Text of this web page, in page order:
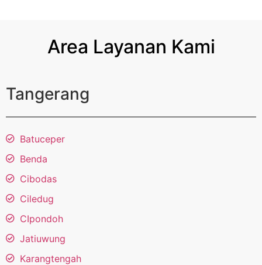
Area Layanan Kami
Tangerang
Batuceper
Benda
Cibodas
Ciledug
CIpondoh
Jatiuwung
Karangtengah